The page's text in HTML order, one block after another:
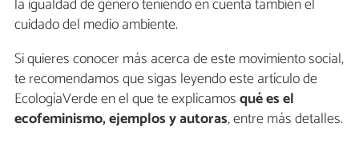
la igualdad de género teniendo en cuenta también el
cuidado del medio ambiente.
Si quieres conocer más acerca de este movimiento social,
te recomendamos que sigas leyendo este artículo de
EcologíaVerde en el que te explicamosqué es el
ecofeminismo, ejemplos y autoras, entre más detalles.